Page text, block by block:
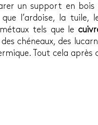
un support en
l’ardoise, la tuile,
tels que le
chéneaux, des
Tout cela après